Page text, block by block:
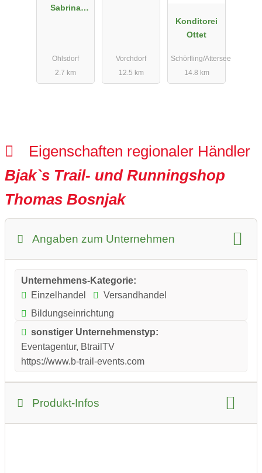
Sabrina
Ohlsdorf
2.7 km
Vorchdorf
12.5 km
Konditorei
Ottet
Schörfling/Attersee
14.8 km
Eigenschaften regionaler Händler
Bjak`s Trail- und Runningshop
Thomas Bosnjak
Angaben zum Unternehmen
Unternehmens-Kategorie:
Einzelhandel
Versandhandel
Bildungseinrichtung
sonstiger Unternehmenstyp:
Eventagentur, BtrailTV
https://www.b-trail-events.com
Produkt-Infos